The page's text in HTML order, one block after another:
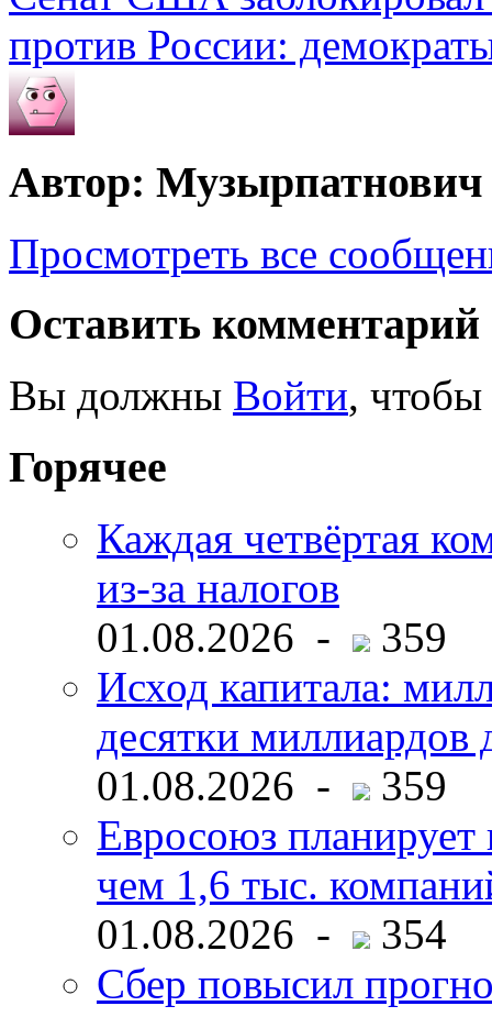
против России:
Автор: Музырпатнович
Просмотреть все
Оставить комментарий
Вы должны Войти, чтобы
Горячее
Каждая четвёртая
из-за налогов
01.08.2026 -
359
Исход капитала:
десятки миллиардов
01.08.2026 -
359
Евросоюз планирует
чем 1,6 тыс.
01.08.2026 -
354
Сбер повысил